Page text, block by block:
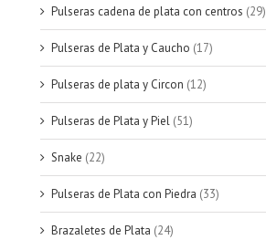
Pulseras cadena de plata con centros (29)
Pulseras de Plata y Caucho (17)
Pulseras de plata y Circon (12)
Pulseras de Plata y Piel (51)
Snake (22)
Pulseras de Plata con Piedra (33)
Brazaletes de Plata (24)